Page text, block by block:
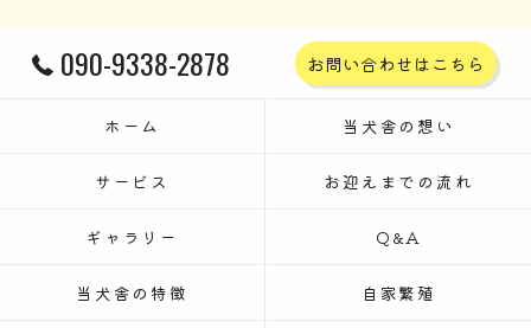
090-9338-2878 お問い合わせはこちら
ホーム 当犬舎の想い
サービス お迎えまでの流れ
ギャラリー Q&A
当犬舎の特徴 自家繁殖